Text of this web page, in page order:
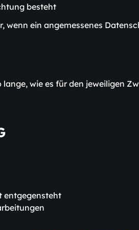
besteht
ein angemessenes
lange, wie es für den jeweiligen
entgegensteht